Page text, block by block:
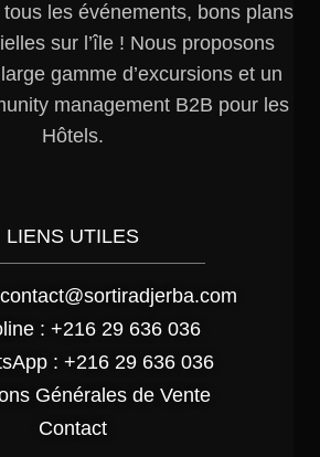
les événements, bons plans
sur l’île ! Nous proposons
gamme d’excursions et un
management B2B pour les
Hôtels.
LIENS UTILES
: +216 29 636 036
: +216 29 636 036
Générales de Vente
Contact